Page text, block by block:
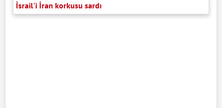
İsrail'i İran korkusu sardı